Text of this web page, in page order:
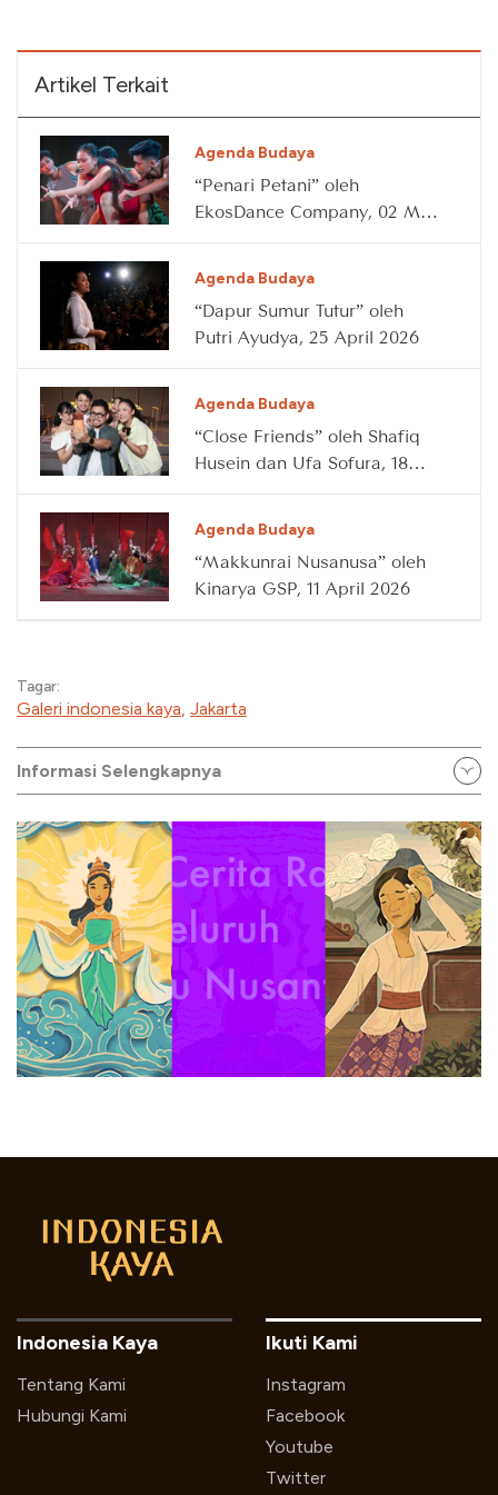
Artikel Terkait
Agenda Budaya
“Penari Petani” oleh
EkosDance Company, 02 May
Agenda Budaya
“Dapur Sumur Tutur” oleh
Putri Ayudya, 25 April 2026
Agenda Budaya
“Close Friends” oleh Shafiq
Husein dan Ufa Sofura, 18
Agenda Budaya
“Makkunrai Nusanusa” oleh
Kinarya GSP, 11 April 2026
Tagar:
Galeri indonesia kaya, Jakarta
Informasi Selengkapnya
Indonesia Kaya
Tentang Kami
Hubungi Kami
Ikuti Kami
Instagram
Facebook
Youtube
Twitter